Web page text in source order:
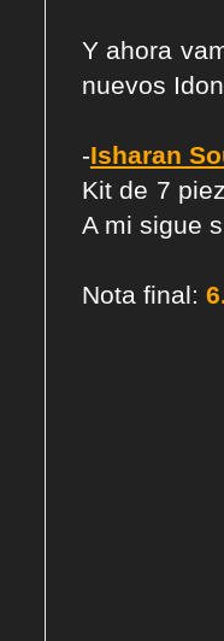
Y ahora
nuevos
-Isharan
Kit de 7
A mi sigue
Nota final: